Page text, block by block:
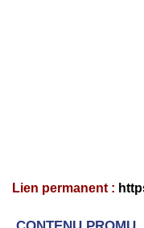
Lien permanent :